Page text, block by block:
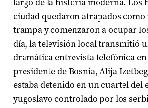
largo de la historia moderna. Los
ciudad quedaron atrapados como
trampa y comenzaron a ocupar
día, la televisión local transmitió
dramática entrevista telefónica
presidente de Bosnia, Alija
estaba detenido en un cuartel del
yugoslavo controlado por los